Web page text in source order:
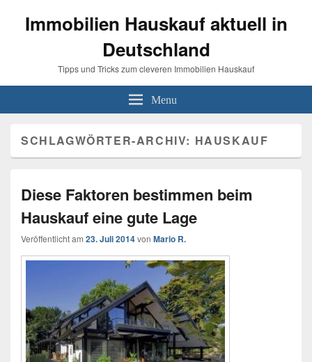
Immobilien Hauskauf aktuell in
Deutschland
Tipps und Tricks zum cleveren Immobilien Hauskauf
Menu
SCHLAGWÖRTER-ARCHIV: HAUSKAUF
Diese Faktoren bestimmen beim
Hauskauf eine gute Lage
Veröffentlicht am 23. Juli 2014von Mario R.